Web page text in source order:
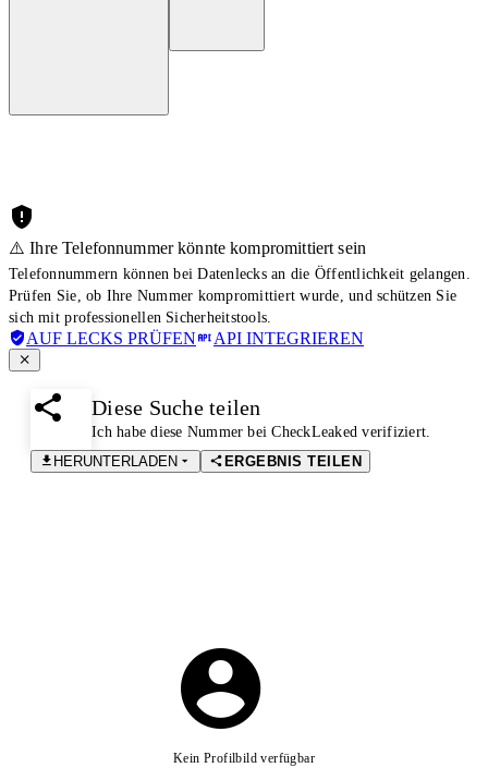
⚠️ Ihre Telefonnummer könnte kompromittiert sein
Telefonnummern können bei Datenlecks an die Öffentlichkeit gelangen.
Prüfen Sie, ob Ihre Nummer kompromittiert wurde, und schützen Sie
sich mit professionellen Sicherheitstools.
AUF LECKS PRÜFEN API INTEGRIEREN
Diese Suche teilen
Ich habe diese Nummer bei CheckLeaked verifiziert.
HERUNTERLADEN
ERGEBNIS TEILEN
Kein Profilbild verfügbar